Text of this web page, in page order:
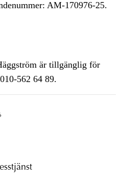
AM-170976-25.
är tillgänglig för
562 64 89.